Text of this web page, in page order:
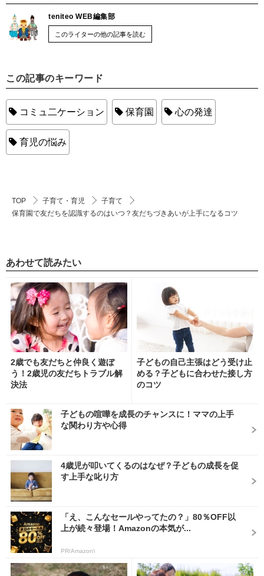
teniteo WEB編集部
このライターの他の記事を読む
この記事のキーワード
コミュ二ケーション 保育園 心の発達
育児の悩み
TOP 子育て・育児
子育て
保育園で友だちを認識するのはいつ？友だちづきあいが上手になるコツ
あわせて読みたい
2歳でも友だちと仲良く遊ぼ
う！2歳児の友だちトラブル解
決法
子どもの自己主張はどう受け止
める？子どもに合わせた接し方
のコツ
子どもの喧嘩を成長のチャンスに！ママの上手
な関わり方や心得
4歳児が叩いてくるのはなぜ？子どもの成長を促
す上手な叱り方
「え、こんなセールやってたの？」80％OFF以
上が続々登場！Amazonの本気が...
PR(Amazon)